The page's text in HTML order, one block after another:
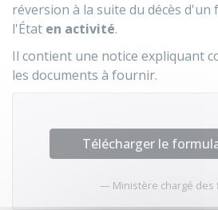
réversion à la suite du décès d'un
l'État en activité.
Il contient une notice expliquant
les documents à fournir.
Télécharger le
Ministère chargé des